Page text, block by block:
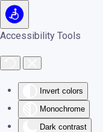
Accessibility Tools
Invert colors
Monochrome
Dark contrast
Skip to main